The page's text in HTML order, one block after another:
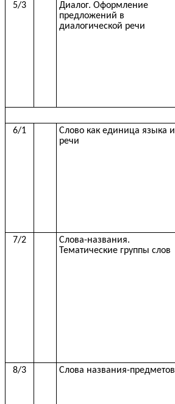
5/3
Диалог. Оформление
предложений в
диалогической речи
6/1
Слово как единица языка и
речи
7/2
Слова-названия.
Тематические группы слов
8/3
Слова названия-предметов